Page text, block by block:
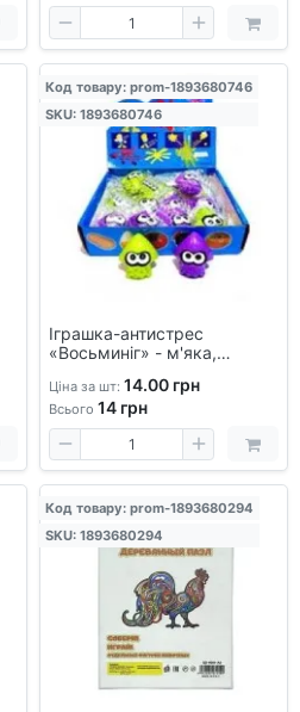
Іграшка-антистрес
«Восьминіг» - м'яка,
Код товару: prom-1893680746
SKU: 1893680746
Ціна за шт: 14.00 грн
Всього 14 грн
Код товару: prom-1893680294
SKU: 1893680294